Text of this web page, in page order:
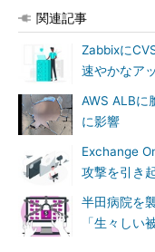
関連記事
Zabbixに
速やかなア
AWS ALB
に影響
Exchange
攻撃を引き
半田病院を
「生々しい